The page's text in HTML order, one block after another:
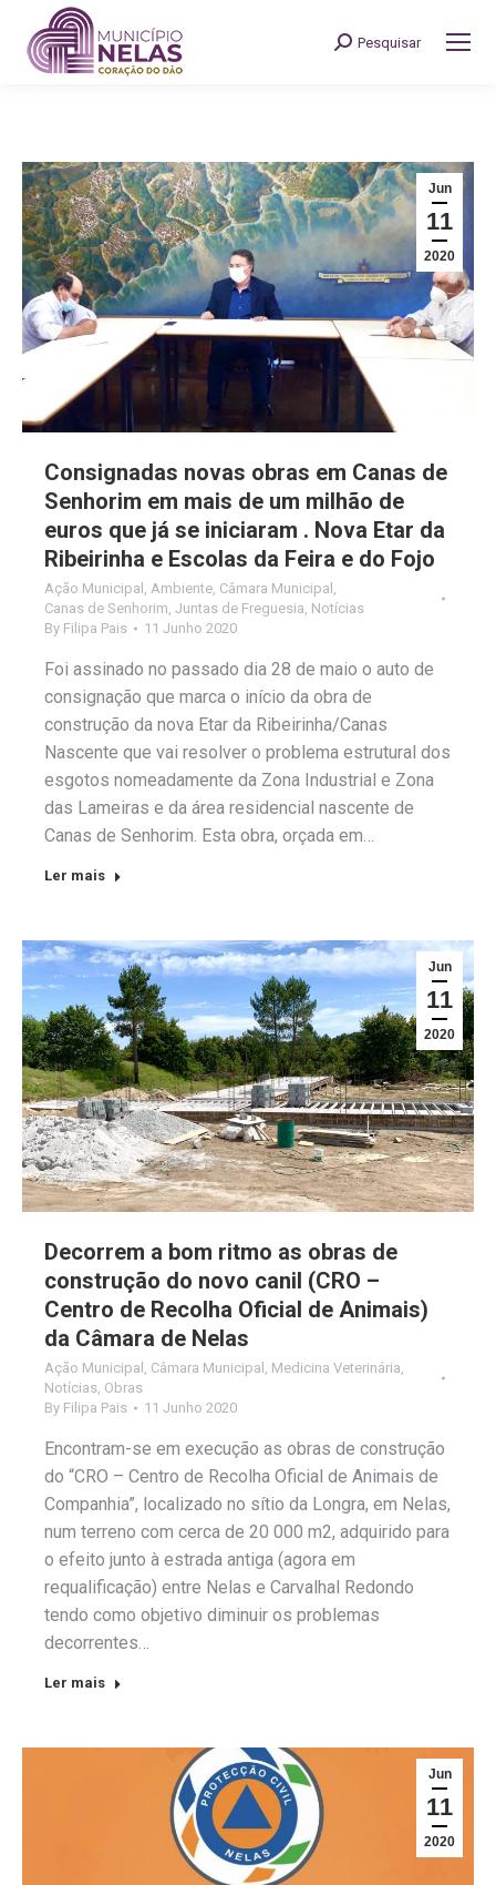
Search:
Pesquisar
Jun
11
2020
Consignadas novas obras em Canas de
Senhorim em mais de um milhão de
euros que já se iniciaram . Nova Etar da
Ribeirinha e Escolas da Feira e do Fojo
Ação Municipal , Ambiente, Câmara Municipal ,
Canas de Senhorim, Juntas de Freguesia, Notícias
By Filipa Pais 11 Junho 2020
Foi assinado no passado dia 28 de maio o auto de
consignação que marca o início da obra de
construção da nova Etar da Ribeirinha/Canas
Nascente que vai resolver o problema estrutural dos
esgotos nomeadamente da Zona Industrial e Zona
das Lameiras e da área residencial nascente de
Canas de Senhorim. Esta obra, orçada em…
Ler mais
Jun
11
2020
Decorrem a bom ritmo as obras de
construção do novo canil (CRO –
Centro de Recolha Oficial de Animais)
da Câmara de Nelas
Ação Municipal Câmara Municipal Medicina Veterinária
Notícias Obras
By Filipa Pais 11 Junho 2020
Encontram-se em execução as obras de construção
do “CRO – Centro de Recolha Oficial de Animais de
Companhia”, localizado no sítio da Longra, em Nelas,
num terreno com cerca de 20 000 m2, adquirido para
o efeito junto à estrada antiga (agora em
requalificação) entre Nelas e Carvalhal Redondo
tendo como objetivo diminuir os problemas
decorrentes…
Ler mais
Jun
11
2020